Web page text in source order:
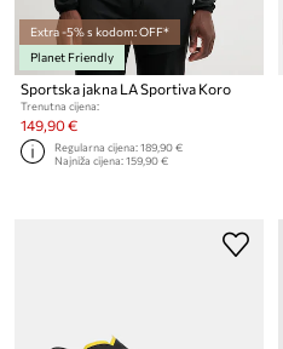
Extra -5% s kodom: OFF*
Planet Friendly
Sportska jakna LA Sportiva Koro
Trenutna cijena:
149,90 €
Regularna cijena:189,90 €
Najniža cijena:159,90 €